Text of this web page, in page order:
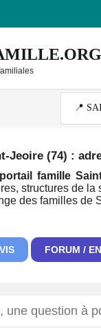
Jeoire (74) :
portail famille
structures de
des familles de
FORUM /